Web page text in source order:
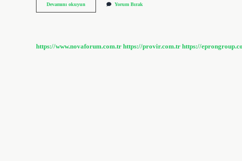
Devamını okuyun
Proton
Yorum Bırak
https://www.novaforum.com.tr https://provir.com.tr https://